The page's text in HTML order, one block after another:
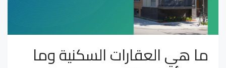
ما هي العقارات السكنية وما